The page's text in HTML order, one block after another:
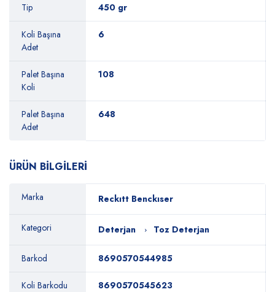
Tip 450 gr
Koli Başına
Adet
6
Palet Başına
Koli
108
Palet Başına
Adet
648
ÜRÜN BİLGİLERİ
Marka Reckıtt Benckıser
Kategori Deterjan Toz Deterjan
Barkod 8690570544985
Koli Barkodu 8690570545623